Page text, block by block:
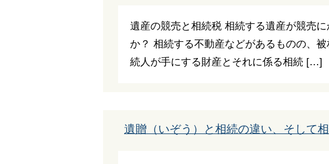
遺産の競売と相続税 相続する遺産が競売
か？ 相続する不動産などがあるものの、
続人が手にする財産とそれに係る相続 […]
遺贈（いぞう）と相続の違い、そして